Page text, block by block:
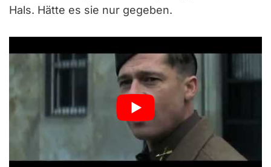
Hals. Hätte es sie nur gegeben.